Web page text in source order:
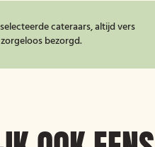
cateraars, altijd vers
bezorgd.